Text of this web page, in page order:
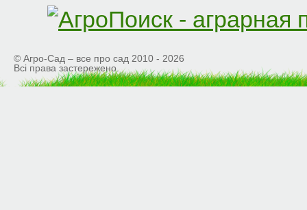
© Агро-Сад – все про сад 2010 - 2026
Всі права застережено.